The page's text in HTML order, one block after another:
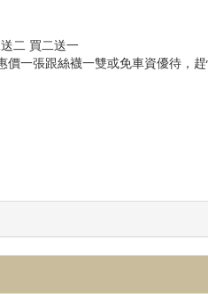
二 買二送一
一張跟絲襪一雙或免車資優待，